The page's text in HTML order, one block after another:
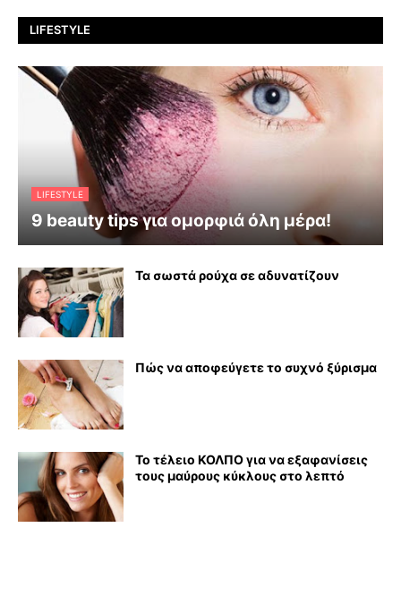
LIFESTYLE
LIFESTYLE
9 beauty tips για ομορφιά όλη μέρα!
Τα σωστά ρούχα σε αδυνατίζουν
Πώς να αποφεύγετε το συχνό ξύρισμα
Το τέλειο ΚΟΛΠΟ για να εξαφανίσεις
τους μαύρους κύκλους στο λεπτό